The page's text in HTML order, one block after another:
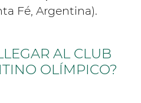
Fé, Argentina).
AL CLUB
OLÍMPICO?